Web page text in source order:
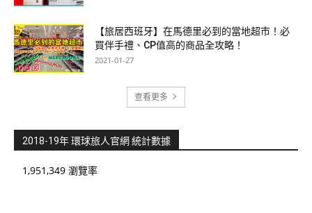
【旅居西班牙】在馬德里必到的當地超市！必
買伴手禮、CP值高的商品全攻略！
2021-01-27
查看更多
2018-19年 環球旅人官網 統計數據
1,951,349 瀏覽率